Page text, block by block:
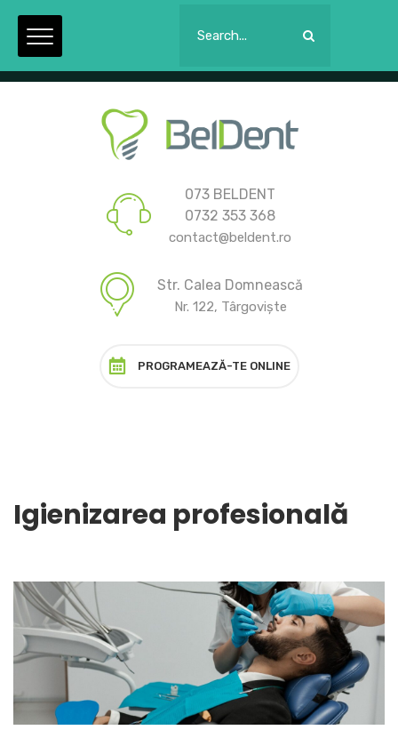
Luni - Joi: 09:00 la 21:00. Vineri: 09:00 la 15:00.
073 BELDENT
0732 353 368
contact@beldent.ro
Str. Calea Domnească
Nr. 122, Târgoviște
PROGRAMEAZĂ-TE ONLINE
Igienizarea profesională